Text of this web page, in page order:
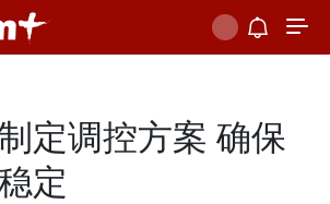
定调控方案 确保
定